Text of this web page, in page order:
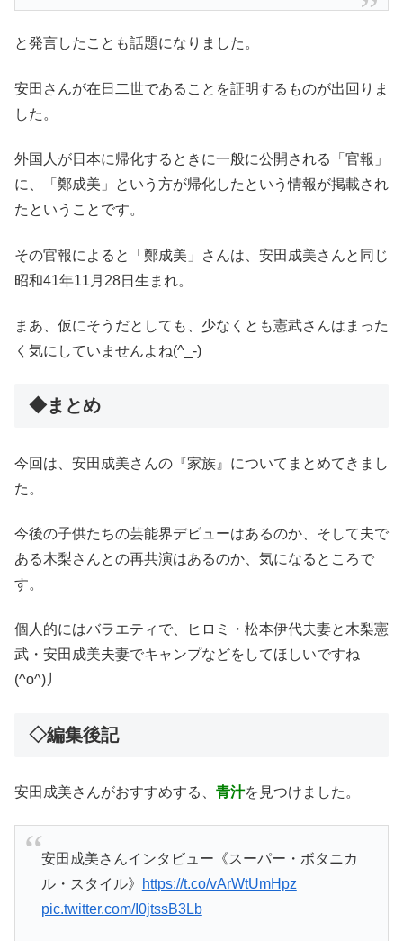
と発言したことも話題になりました。
安田さんが在日二世であることを証明するものが出回りま
した。
外国人が日本に帰化するときに一般に公開される「官報」
に、「鄭成美」という方が帰化したという情報が掲載され
たということです。
その官報によると「鄭成美」さんは、安田成美さんと同じ
昭和41年11月28日生まれ。
まあ、仮にそうだとしても、少なくとも憲武さんはまった
く気にしていませんよね(^_-)
◆まとめ
今回は、安田成美さんの『家族』についてまとめてきまし
た。
今後の子供たちの芸能界デビューはあるのか、そして夫で
ある木梨さんとの再共演はあるのか、気になるところで
す。
個人的にはバラエティで、ヒロミ・松本伊代夫妻と木梨憲
武・安田成美夫妻でキャンプなどをしてほしいですね
(^o^)丿
◇編集後記
安田成美さんがおすすめする、 青汁を見つけました。
安田成美さんインタビュー《スーパー・ボタニカ
ル・スタイル》
https://t.co/vArWtUmHpz
pic.twitter.com/I0jtssB3Lb